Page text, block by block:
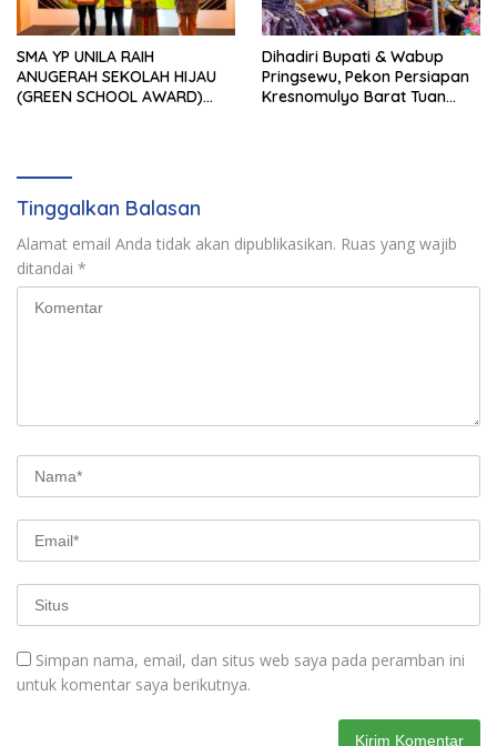
SMA YP UNILA RAIH
ANUGERAH SEKOLAH HIJAU
(GREEN SCHOOL AWARD)
Dihadiri Bupati & Wabup
Pringsewu, Pekon Persiapan
Kresnomulyo Barat Tuan
Tinggalkan Balasan
Alamat email Anda tidak akan dipublikasikan. Ruas yang wajib
ditandai *
Simpan nama, email, dan situs web saya pada peramban ini
untuk komentar saya berikutnya.